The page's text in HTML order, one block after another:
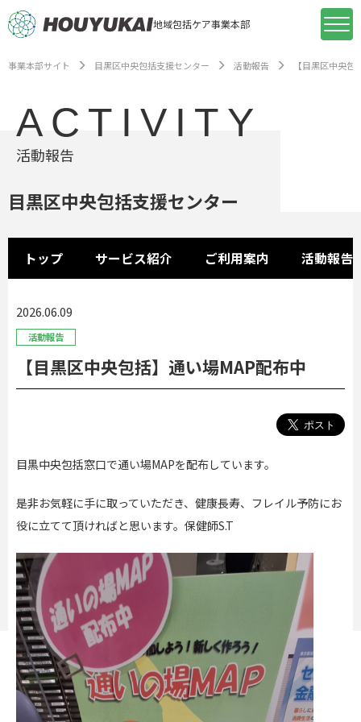
地域包括ケア事業本部
事業本部サイト 目黒区中央包括支援センター 活動報告 【目黒区中央
ACTIVITY
活動報告
目黒区中央包括支援センター
トップ サービス紹介 ご利用案内 活動報告
2026.06.09
活動報告
【目黒区中央包括】通い場MAP配布中
目黒中央包括窓口で通い場MAPを配布しています。
是非お気軽に手に取っていただき、健康長寿、フレイル予防にお
役に立てて頂ければと思います。保健師S.T